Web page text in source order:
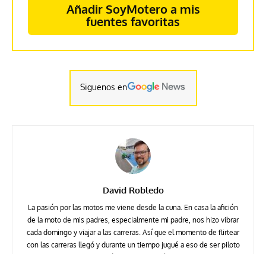
Añadir SoyMotero a mis
fuentes favoritas
Siguenos en
David Robledo
La pasión por las motos me viene desde la cuna. En casa la afición
de la moto de mis padres, especialmente mi padre, nos hizo vibrar
cada domingo y viajar a las carreras. Así que el momento de flirtear
con las carreras llegó y durante un tiempo jugué a eso de ser piloto